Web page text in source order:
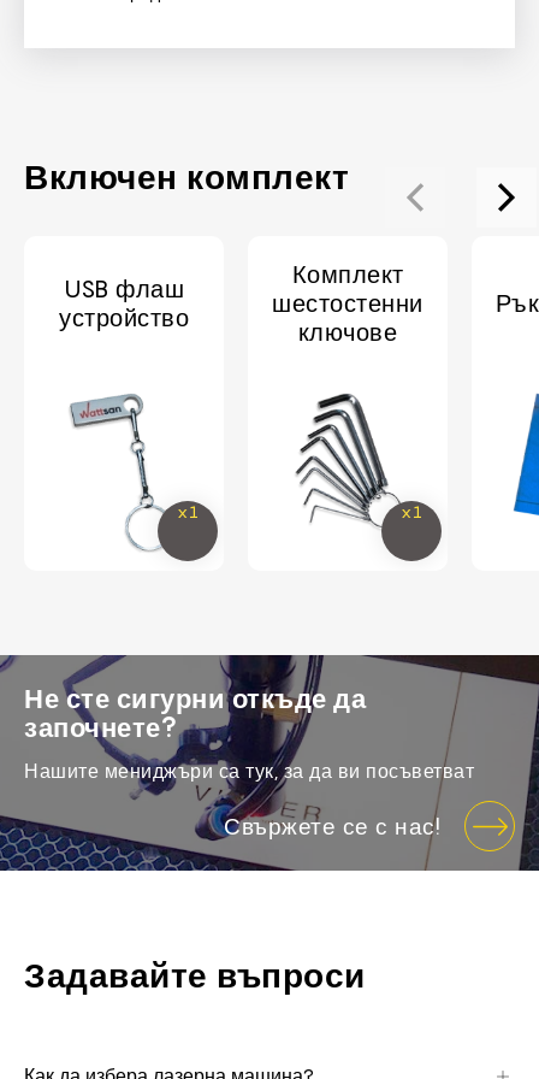
Включен комплект
USB флаш
устройство
Комплект
шестостенни
ключове
Не сте сигурни откъде да
започнете?
Нашите мениджъри са тук, за да ви посъветват
Свържете се с нас!
Задавайте въпроси